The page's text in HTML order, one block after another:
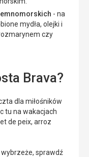
- na
mydła, olejki i
czy
Brava?
dla miłośników
tu na wakacjach
de peix, arroz
sprawdź